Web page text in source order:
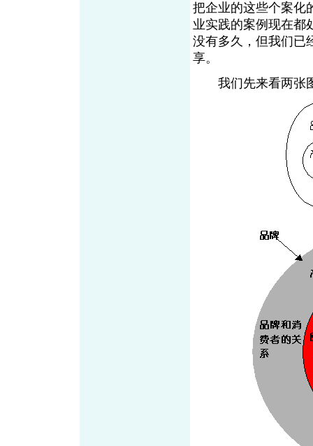
把企业的这些个案化
业实践的案例现在都
没有多久，但我们已
享。
我们先来看两张